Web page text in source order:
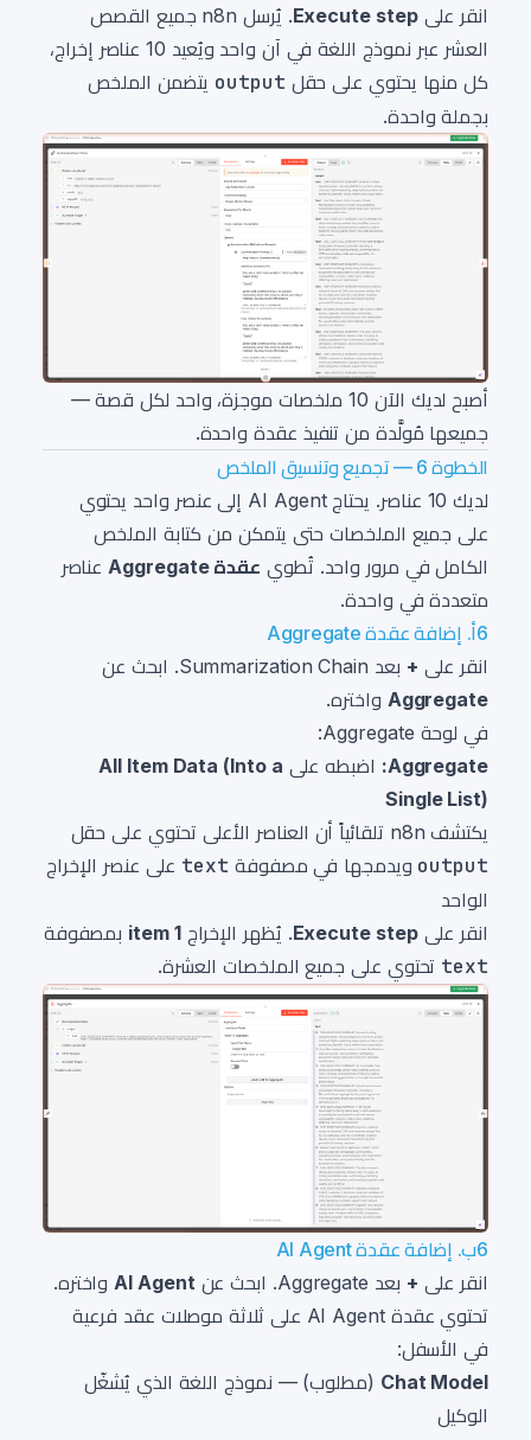
انقر علىExecute step
. يُرسل n8n جميع القصص
العشر عبر نموذج اللغة في آن واحد ويُعيد 10 عناصر إخراج،
كل منها يحتوي على حقل output يتضمن الملخص
بجملة واحدة.
أصبح لديك الآن 10 ملخصات موجزة، واحد لكل قصة —
جميعها مُولَّدة من تنفيذ عقدة واحدة.
الخطوة 6 — تجميع وتنسيق الملخص
لديك 10 عناصر. يحتاج AI Agent إلى عنصر واحد يحتوي
على جميع الملخصات حتى يتمكن من كتابة الملخص
الكامل في مرور واحد. تُطوي عقدة Aggregate
عناصر
متعددة في واحدة.
6أ. إضافة عقدة Aggregate
انقر على + بعد Summarization Chain. ابحث عن
Aggregate واختره.
في لوحة Aggregate:
Aggregate:
اضبطه على All Item Data (Into a
Single List)
يكتشف n8n تلقائياً أن العناصر الأعلى تحتوي على حقل
output ويدمجها في مصفوفة text على عنصر الإخراج
الواحد
انقر علىExecute step. يُظهر الإخراج1 item بمصفوفة
text تحتوي على جميع الملخصات العشرة.
6ب. إضافة عقدة AI Agent
انقر على + بعد Aggregate. ابحث عن AI Agentواختره.
تحتوي عقدة AI Agent على ثلاثة موصلات عقد فرعية
في الأسفل:
Chat Model (مطلوب) — نموذج اللغة الذي يُشغّل
الوكيل